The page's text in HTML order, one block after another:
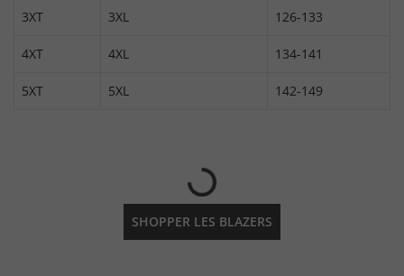
3XT 3XL 126-133
4XT 4XL 134-141
5XT 5XL 142-149
SHOPPER LES BLAZERS